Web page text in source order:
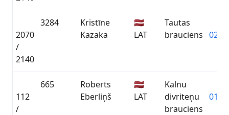
2070
/
2140
3284
Kristīne
Kazaka
🇱🇻
LAT
Tautas
brauciens
112
/
665
Roberts
Eberliņš
🇱🇻
LAT
Kalnu
divriteņu
brauciens